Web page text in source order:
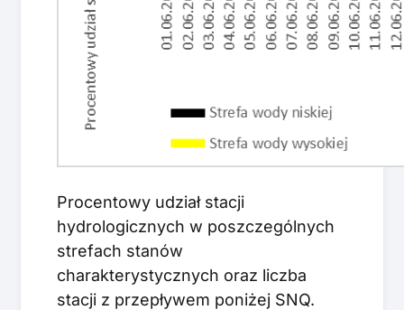
Procentowy udział stacji
hydrologicznych w poszczególnych
strefach stanów
charakterystycznych oraz liczba
stacji z przepływem poniżej SNQ.